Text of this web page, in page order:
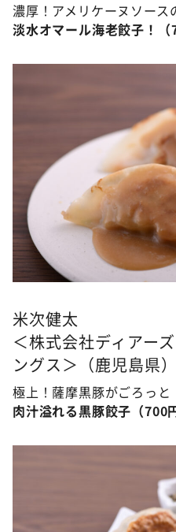
濃厚！アメリケーヌソース
淡水オマール海老餃子！（
米次健太
＜株式会社ディアー
ングス＞（鹿児島県
極上！薩摩黒豚がごろっと
肉汁溢れる黒豚餃子（700